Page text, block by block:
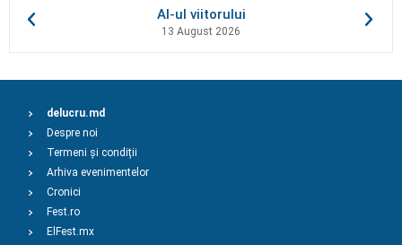
AI-ul viitorului
13 August 2026
delucru.md
Despre noi
Termeni și condiții
Arhiva evenimentelor
Cronici
Fest.ro
ElFest.mx